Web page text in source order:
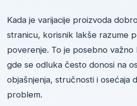
Kada je varijacije proizvoda
stranicu, korisnik lakše razume
poverenje. To je posebno važno
gde se odluka često donosi na
objašnjenja, stručnosti i osećaja
problem.